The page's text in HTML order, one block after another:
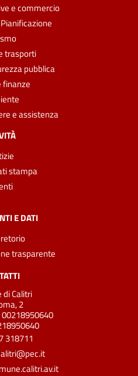
e commercio
trasporti
pubblica
finanze
e assistenza
stampa
E DATI
trasparente
di Calitri
2
318711